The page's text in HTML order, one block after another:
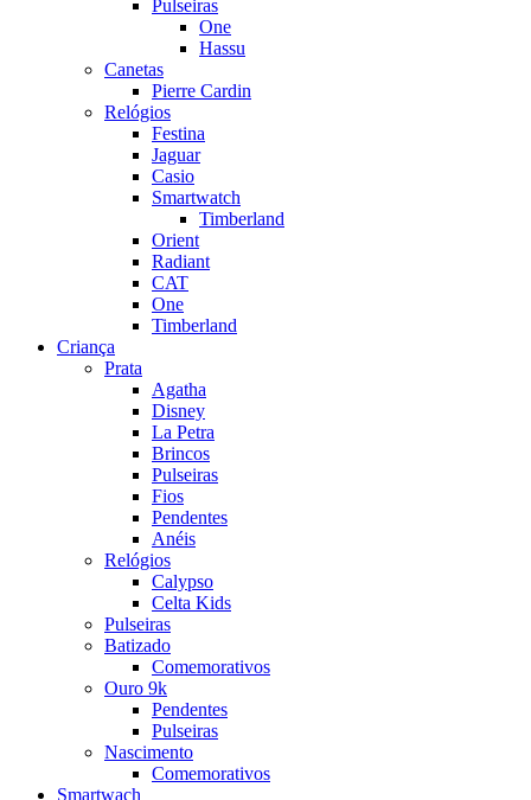
Pulseiras
One
Hassu
Canetas
Pierre Cardin
Relógios
Festina
Jaguar
Casio
Smartwatch
Timberland
Orient
Radiant
CAT
One
Timberland
Criança
Prata
Agatha
Disney
La Petra
Brincos
Pulseiras
Fios
Pendentes
Anéis
Relógios
Calypso
Celta Kids
Pulseiras
Batizado
Comemorativos
Ouro 9k
Pendentes
Pulseiras
Nascimento
Comemorativos
Smartwach